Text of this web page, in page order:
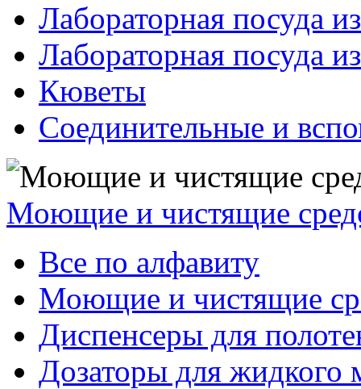
Лабораторная посуда
Лабораторная посуда
Кюветы
Соединительные и
Моющие и чистящие
Все по алфавиту
Моющие и чистящие
Диспенсеры для
Дозаторы для жидкого